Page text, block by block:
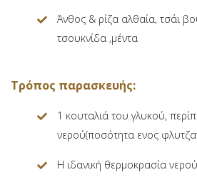
Άνθος & ρίζα αλθαία, τσάι
τσουκνίδα ,μέντα
Τρόπος παρασκευής:
1 κουταλιά του γλυκού,
νερού(ποσότητα ενος
Η ιδανική θερμοκρασία